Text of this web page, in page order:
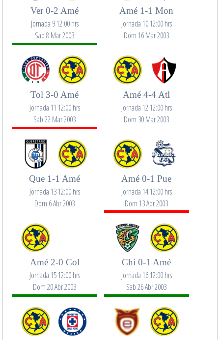
Ver 0-2 Amé
Jornada 9 12:00 hrs
Sab 8 Mar 2003
Amé 1-1 Mon
Jornada 10 12:00 hrs
Dom 16 Mar 2003
Tol 3-0 Amé
Jornada 11 12:00 hrs
Sab 22 Mar 2003
Amé 4-4 Atl
Jornada 12 12:00 hrs
Dom 30 Mar 2003
Que 1-1 Amé
Jornada 13 12:00 hrs
Dom 6 Abr 2003
Amé 0-1 Pue
Jornada 14 12:00 hrs
Dom 13 Abr 2003
Amé 2-0 Col
Jornada 15 12:00 hrs
Dom 20 Abr 2003
Chi 0-1 Amé
Jornada 16 12:00 hrs
Sab 26 Abr 2003